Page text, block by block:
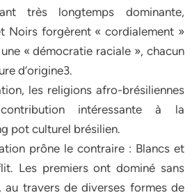
très longtemps dominante,
Noirs forgèrent « cordialement »
« démocratie raciale », chacun
d’origine3.
les religions afro-brésiliennes
intéressante à la
pot culturel brésilien.
prône le contraire : Blancs et
Les premiers ont dominé sans
au travers de diverses formes de